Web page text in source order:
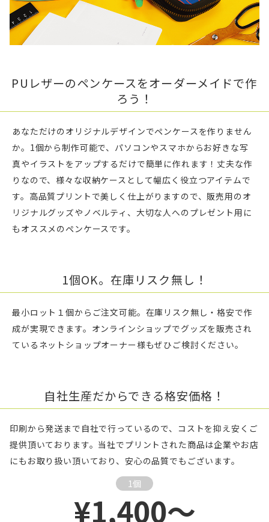
PUレザーのペンケースをオーダーメイドで作
ろう！
あなただけのオリジナルデザインでペンケースを作りません
か。1個から制作可能で、パソコンやスマホからお好きな写
真やイラストをアップするだけで簡単に作れます！丈夫な作
りなので、様々な収納ケースとして幅広く役立つアイテムで
す。高品質プリントで美しく仕上がりますので、販売用のオ
リジナルグッズやノベルティ、大切な人へのプレゼント用に
もオススメのペンケースです。
1個OK。在庫リスク無し！
最小ロット１個からご注文可能。在庫リスク無し・格安で作
成が実現できます。オンラインショップでグッズを販売され
ているネットショップオーナー様もぜひご検討ください。
自社生産だからできる格安価格！
印刷から発送まで自社で行っているので、コストを抑え安くご
提供頂いております。当社でプリントされた商品は企業やお店
にもお取り扱い頂いており、安心の品質でもございます。
1個
¥1,400～